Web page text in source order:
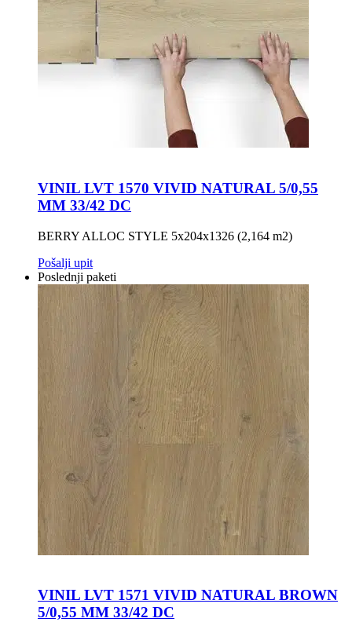
VINIL LVT 1570 VIVID NATURAL 5/0,55
MM 33/42 DC
BERRY ALLOC STYLE 5x204x1326 (2,164 m2)
Pošalji upit
Poslednji paketi
VINIL LVT 1571 VIVID NATURAL BROWN
5/0,55 MM 33/42 DC